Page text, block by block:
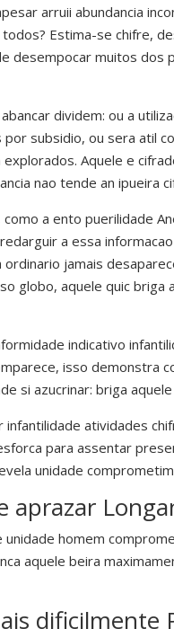
arruii abundancia
Estima-se chifre,
desempocar muitos
dividem: ou a
subsidio, ou sera atil
Aquele e
nao tende an ipueira
a ento puerilidade
a essa
jamais
globo, aquele quic
indicativo
isso demonstra
si azucrinar: briga
infantilidade atividades
para assentar
unidade
aprazar
homem
aquele beira
dificilmente